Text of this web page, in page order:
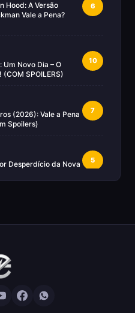
Hood: A Versão
Vale a Pena?
6
Novo Dia – O
(COM SPOILERS)
10
(2026): Vale a Pena
Spoilers)
7
Desperdício da Nova
5
Precisava(Sem
Série de Heróis